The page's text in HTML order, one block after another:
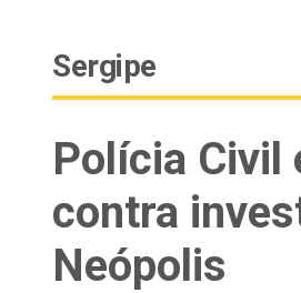
Sergipe
Polícia Civil
contra
Neópolis